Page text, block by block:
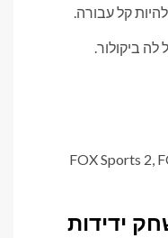
קל עבורה.
לה ביקולור.
FOX Sports 2,
ידידות